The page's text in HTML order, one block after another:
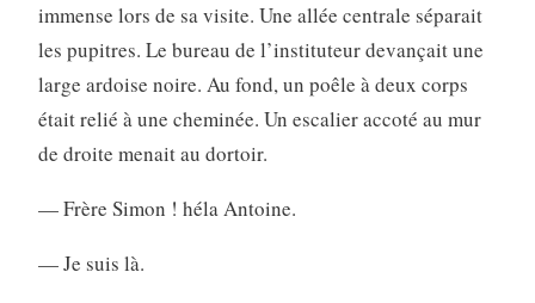
immense lors de sa visite. Une allée centrale séparait
les pupitres. Le bureau de l’instituteur devançait une
large ardoise noire. Au fond, un poêle à deux corps
était relié à une cheminée. Un escalier accoté au mur
de droite menait au dortoir.
— Frère Simon ! héla Antoine.
— Je suis là.